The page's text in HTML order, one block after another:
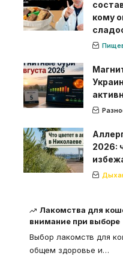
кому
2026:
Лакомства для
внимание при выборе
Выбор лакомств для
общем здоровье и…